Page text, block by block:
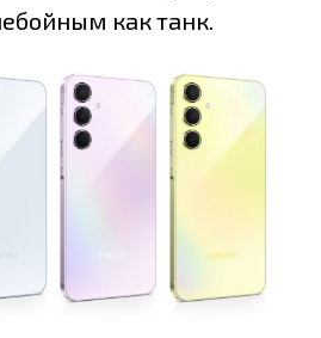
как танк.